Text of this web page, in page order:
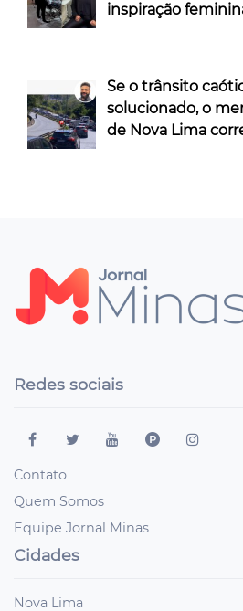
inspiração
Se o trânsito
solucionado, o
de Nova Lima
Redes sociais
Contato
Quem Somos
Equipe Jornal Minas
Cidades
Nova Lima